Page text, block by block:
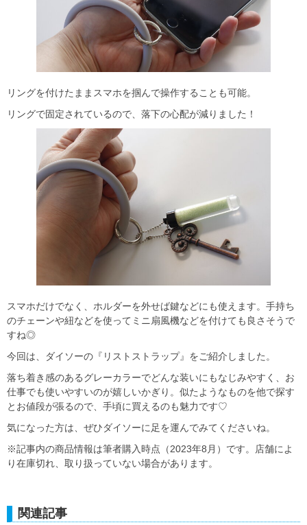
リングを付けたままスマホを掴んで操作することも可能。
リングで固定されているので、落下の心配が減りました！
スマホだけでなく、ホルダーを外せば鍵などにも使えます。手持ち
のチェーンや紐などを使ってミニ扇風機などを付けても良さそうで
すね◎
今回は、ダイソーの『リストストラップ』をご紹介しました。
落ち着き感のあるグレーカラーでどんな装いにもなじみやすく、お
仕事でも使いやすいのが嬉しいかぎり。似たようなものを他で探す
とお値段が張るので、手頃に買えるのも魅力です♡
気になった方は、ぜひダイソーに足を運んでみてくださいね。
※記事内の商品情報は筆者購入時点（2023年8月）です。店舗によ
り在庫切れ、取り扱っていない場合があります。
関連記事